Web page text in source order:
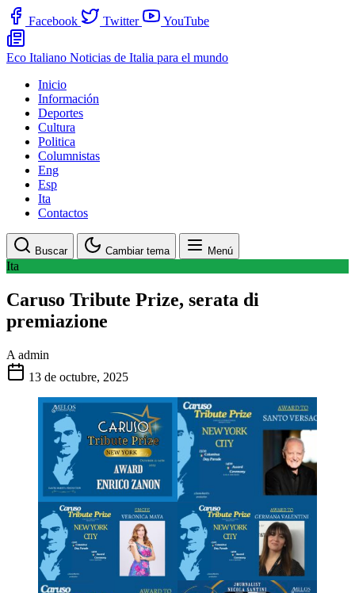
Facebook Twitter YouTube
Eco Italiano Noticias de Italia para el mundo
Inicio
Información
Deportes
Cultura
Politica
Columnistas
Eng
Esp
Ita
Contactos
Buscar Cambiar tema Menú
Ita
Caruso Tribute Prize, serata di
premiazione
A admin
13 de octubre, 2025